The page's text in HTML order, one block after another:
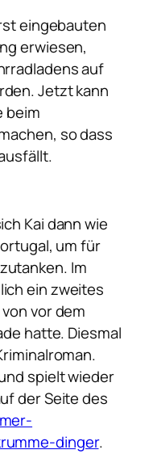
eingebauten
erwiesen,
auf
Jetzt kann
beim
so dass
Kai dann wie
um für
Im
ein zweites
vor dem
hatte. Diesmal
spielt wieder
der Seite des
dinger.